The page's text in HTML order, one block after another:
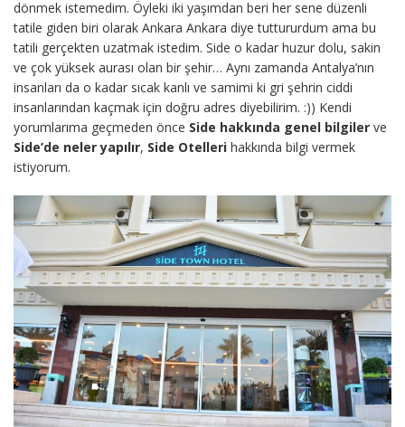
dönmek istemedim. Öyleki iki yaşımdan beri her sene düzenli
tatile giden biri olarak Ankara Ankara diye tuttururdum ama bu
tatili gerçekten uzatmak istedim. Side o kadar huzur dolu, sakin
ve çok yüksek aurası olan bir şehir… Aynı zamanda Antalya’nın
insanları da o kadar sıcak kanlı ve samimi ki gri şehrin ciddi
insanlarından kaçmak için doğru adres diyebilirim. :)) Kendi
yorumlarıma geçmeden önce Side hakkında genel bilgiler ve
Side’de neler yapılır, Side Otelleri hakkında bilgi vermek
istiyorum.